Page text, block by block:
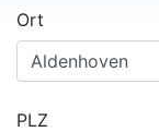
Ort
PLZ